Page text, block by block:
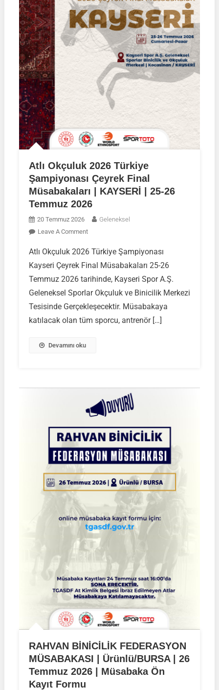
Atlı Okçuluk 2026 Türkiye
Şampiyonası Çeyrek Final
Müsabakaları | KAYSERİ | 25-26
Temmuz 2026
20 Temmuz 2026
Geleneksel
Leave A CommentOn
Okçuluk
2026
Türkiye
Çeyrek
Final
Müsabakaları
Temmuz
2026
Atlı Okçuluk 2026 Türkiye Şampiyonası
Kayseri Çeyrek Final Müsabakaları 25-26
Temmuz 2026 tarihinde, Kayseri Spor A.Ş.
Geleneksel Sporlar Okçuluk ve Binicilik Merkezi
Tesisinde Gerçekleşecektir. Müsabakaya
katılacak olan tüm sporcu, antrenör […]
Devamını oku
RAHVAN BİNİCİLİK FEDERASYON
MÜSABAKASI | Ürünlü/BURSA | 26
Temmuz 2026 | Müsabaka Ön
Kayıt Formu